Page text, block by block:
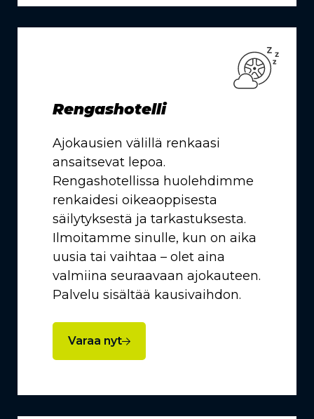
Rengashotelli
Ajokausien välillä renkaasi
ansaitsevat lepoa.
Rengashotellissa huolehdimme
renkaidesi oikeaoppisesta
säilytyksestä ja tarkastuksesta.
Ilmoitamme sinulle, kun on aika
uusia tai vaihtaa – olet aina
valmiina seuraavaan ajokauteen.
Palvelu sisältää kausivaihdon.
Varaa nyt